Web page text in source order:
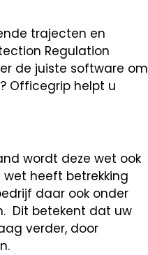
trajecten en
Regulation
de juiste software om
Officegrip helpt u
wordt deze wet ook
wet heeft betrekking
daar ook onder
Dit betekent dat uw
verder, door